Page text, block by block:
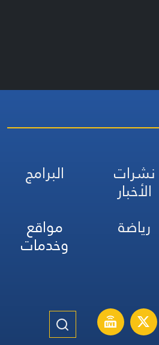
نشرات
الأخبار
البرامج
رياضة مواقع
وخدمات